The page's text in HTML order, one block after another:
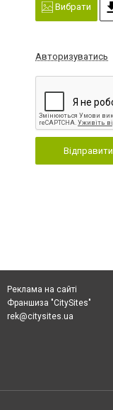
Вибрати
Авторизуватись
Відправити
Реклама на сайті
Франшиза "CitySites"
rek@citysites.ua